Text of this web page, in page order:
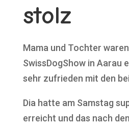
stolz
Mama und Tochter
SwissDogShow in Aarau
sehr zufrieden mit den
Dia hatte am Samstag
erreicht und das nach